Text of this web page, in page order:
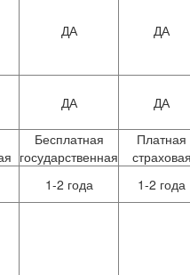
ДА ДА
ДА ДА
Бесплатная
государственная
Платная
1-2 года
1-2 года